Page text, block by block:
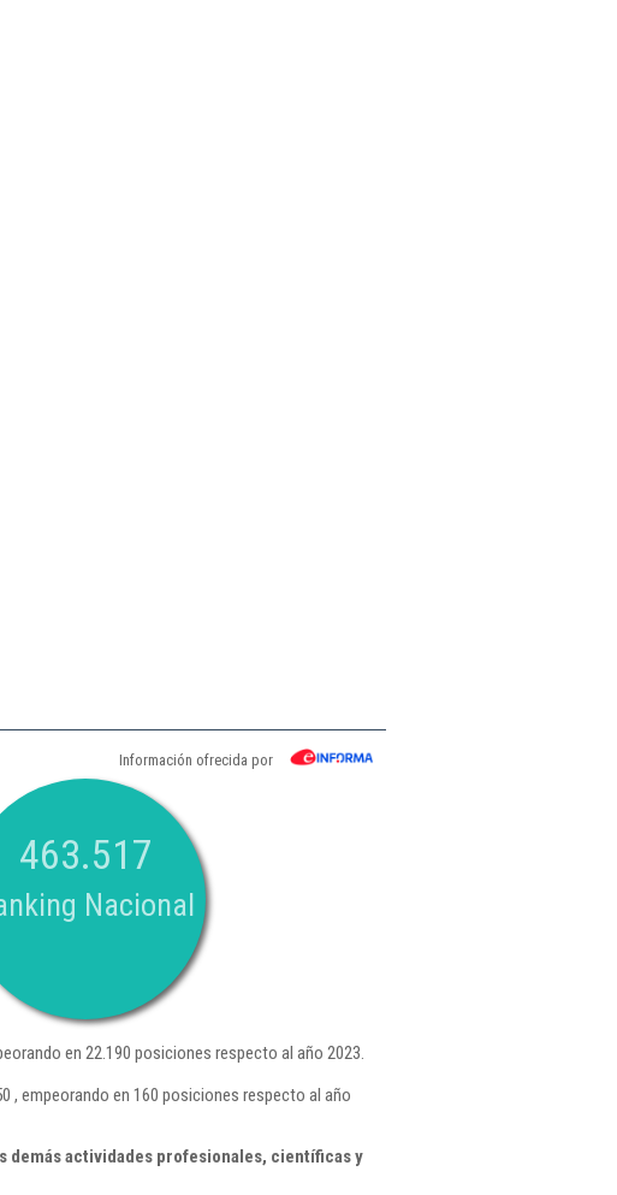
Información ofrecida por
463.517
Nacional
en 22.190 posiciones respecto al año 2023.
, empeorando en 160 posiciones respecto al año
demás actividades profesionales, científicas y